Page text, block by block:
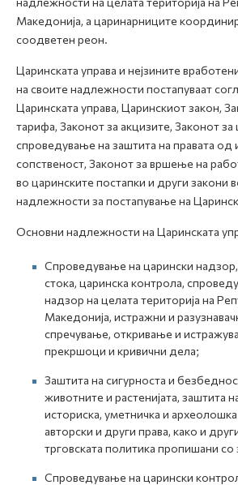
Македонија, а царинарниците
соодветен реон.
Царинската управа и нејзините
на своите надлежности постапуваат
Царинската управа, Царинскиот закон,
тарифа, Законот за акцизите, Законот за
спроведување на заштита на правата од
сопственост, Законот за вршење на
во царинските постапки и други закони
надлежности за постапување на
Основни надлежности на Царинската
Спроведување на царински
стока, царинска контрола,
надзор на целата територија на
Македонија, истражни и
спречување, откривање и
прекршоци и кривични дела;
Заштита на сигурноста и
животните и растенијата, заштита
историска, уметничка и
авторски и други права, како и
трговската политика пропишани со
Спроведување на царински